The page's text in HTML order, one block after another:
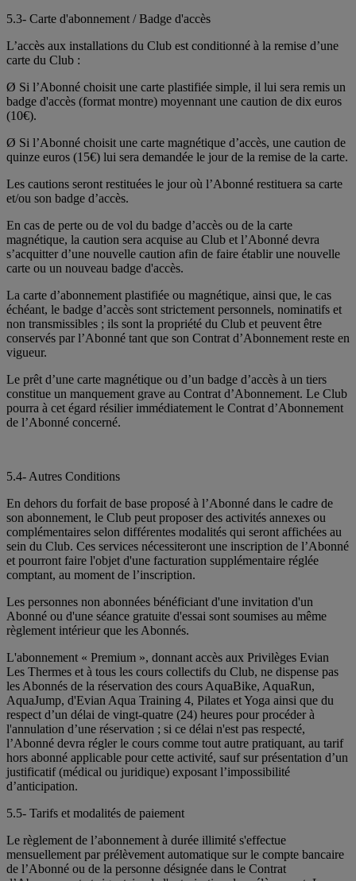
5.3- Carte d'abonnement / Badge d'accès
L’accès aux installations du Club est conditionné à la remise d’une
carte du Club :
Ø Si l’Abonné choisit une carte plastifiée simple, il lui sera remis un
badge d'accès (format montre) moyennant une caution de dix euros
(10€).
Ø Si l’Abonné choisit une carte magnétique d’accès, une caution de
quinze euros (15€) lui sera demandée le jour de la remise de la carte.
Les cautions seront restituées le jour où l’Abonné restituera sa carte
et/ou son badge d’accès.
En cas de perte ou de vol du badge d’accès ou de la carte
magnétique, la caution sera acquise au Club et l’Abonné devra
s’acquitter d’une nouvelle caution afin de faire établir une nouvelle
carte ou un nouveau badge d'accès.
La carte d’abonnement plastifiée ou magnétique, ainsi que, le cas
échéant, le badge d’accès sont strictement personnels, nominatifs et
non transmissibles ; ils sont la propriété du Club et peuvent être
conservés par l’Abonné tant que son Contrat d’Abonnement reste en
vigueur.
Le prêt d’une carte magnétique ou d’un badge d’accès à un tiers
constitue un manquement grave au Contrat d’Abonnement. Le Club
pourra à cet égard résilier immédiatement le Contrat d’Abonnement
de l’Abonné concerné.
5.4- Autres Conditions
En dehors du forfait de base proposé à l’Abonné dans le cadre de
son abonnement, le Club peut proposer des activités annexes ou
complémentaires selon différentes modalités qui seront affichées au
sein du Club. Ces services nécessiteront une inscription de l’Abonné
et pourront faire l'objet d'une facturation supplémentaire réglée
comptant, au moment de l’inscription.
Les personnes non abonnées bénéficiant d'une invitation d'un
Abonné ou d'une séance gratuite d'essai sont soumises au même
règlement intérieur que les Abonnés.
L'abonnement « Premium », donnant accès aux Privilèges Evian
Les Thermes et à tous les cours collectifs du Club, ne dispense pas
les Abonnés de la réservation des cours AquaBike, AquaRun,
AquaJump, d'Evian Aqua Training 4, Pilates et Yoga ainsi que du
respect d’un délai de vingt-quatre (24) heures pour procéder à
l'annulation d’une réservation ; si ce délai n'est pas respecté,
l’Abonné devra régler le cours comme tout autre pratiquant, au tarif
hors abonné applicable pour cette activité, sauf sur présentation d’un
justificatif (médical ou juridique) exposant l’impossibilité
d’anticipation.
5.5- Tarifs et modalités de paiement
Le règlement de l’abonnement à durée illimité s'effectue
mensuellement par prélèvement automatique sur le compte bancaire
de l’Abonné ou de la personne désignée dans le Contrat